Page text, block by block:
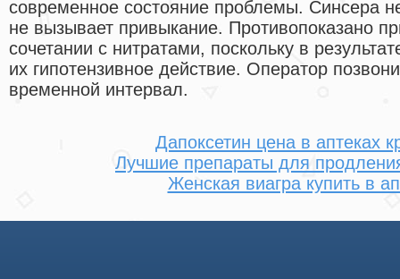
современное состояние проблемы. Синсера
не вызывает привыкание. Противопоказано
сочетании с нитратами, поскольку в
их гипотензивное действие. Оператор
временной интервал.
Дапоксетин цена в аптеках
Лучшие препараты для
Женская виагра купить в